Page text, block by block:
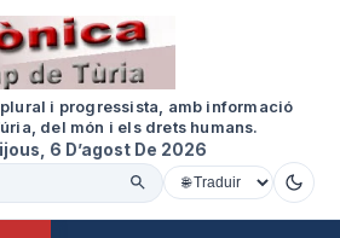
i progressista, amb informació
del món i els drets humans.
6 D’agost De 2026